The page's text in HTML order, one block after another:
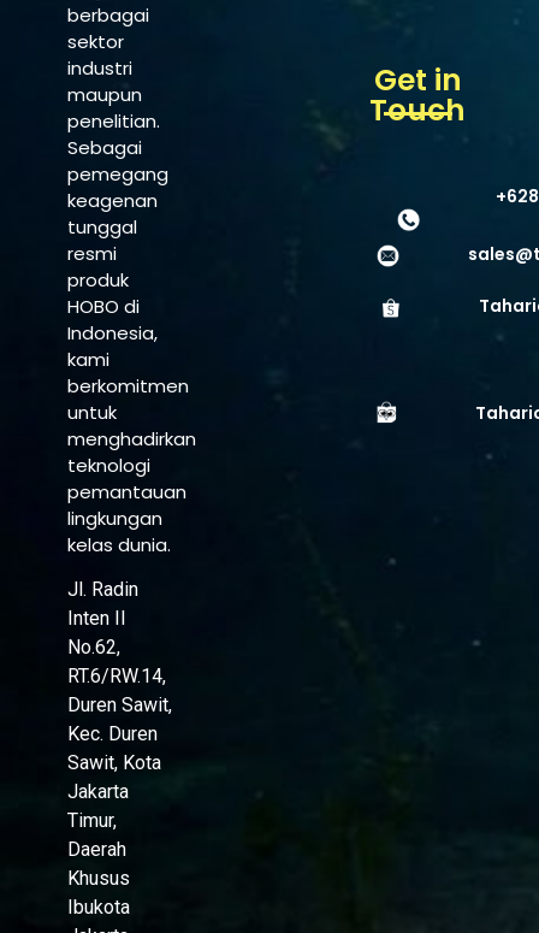
berbagai
sektor
industri
maupun
penelitian.
Sebagai
pemegang
keagenan
tunggal
resmi
produk
HOBO di
Indonesia,
kami
berkomitmen
untuk
menghadirkan
teknologi
pemantauan
lingkungan
kelas dunia.
Jl. Radin
Inten II
No.62,
RT.6/RW.14,
Duren Sawit,
Kec. Duren
Sawit, Kota
Jakarta
Timur,
Daerah
Khusus
Ibukota
Get in
Touch